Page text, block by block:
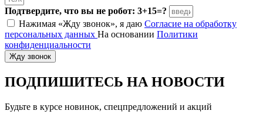
Подтвердите, что вы не робот: 3+15=?
Нажимая «Жду звонок», я даю Согласие на обработку
персональных данных На основании Политики
конфиденциальности
Жду звонок
ПОДПИШИТЕСЬ НА НОВОСТИ
Будьте в курсе новинок, спецпредложений и акций